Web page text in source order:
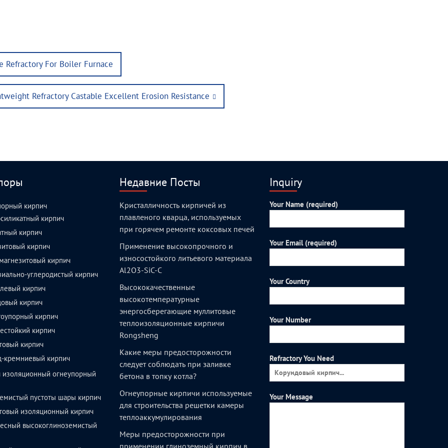
Refractory For Boiler Furnace
Refractory Castable Excellent Erosion Resistance
кирпич
кирпич
кирпич
кирпич
кирпич
углеродистый кирпич
кирпич
кирпич
кирпич
кирпич
кирпич
кремниевый кирпич
изоляционный огнеупорный
пустоты шары кирпич
изоляционный кирпич
высокоглиноземистый
Недавние Посты
Кристалличность кирпичей из
плавленого кварца, используемых
при горячем ремонте коксовых печей
Применение высокопрочного и
износостойкого литьевого материала
Al2O3-SiC-C
Высококачественные
высокотемпературные
энергосберегающие муллитовые
теплоизоляционные кирпичи
Rongsheng
Какие меры предосторожности
следует соблюдать при заливке
бетона в топку котла?
Огнеупорные кирпичи используемые
для строительства решетки камеры
теплоаккумулирования
Меры предосторожности при
применении глиноземный кирпич в
Inquiry
Your Name (required)
Your Email (required)
Your Country
Your Number
Refractory You Need
Your Message